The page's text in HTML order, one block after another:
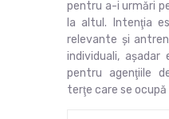
pentru a-i urmări
la altul. Intenţia
relevante şi
individuali, aşadar
pentru agenţiile
terţe care se